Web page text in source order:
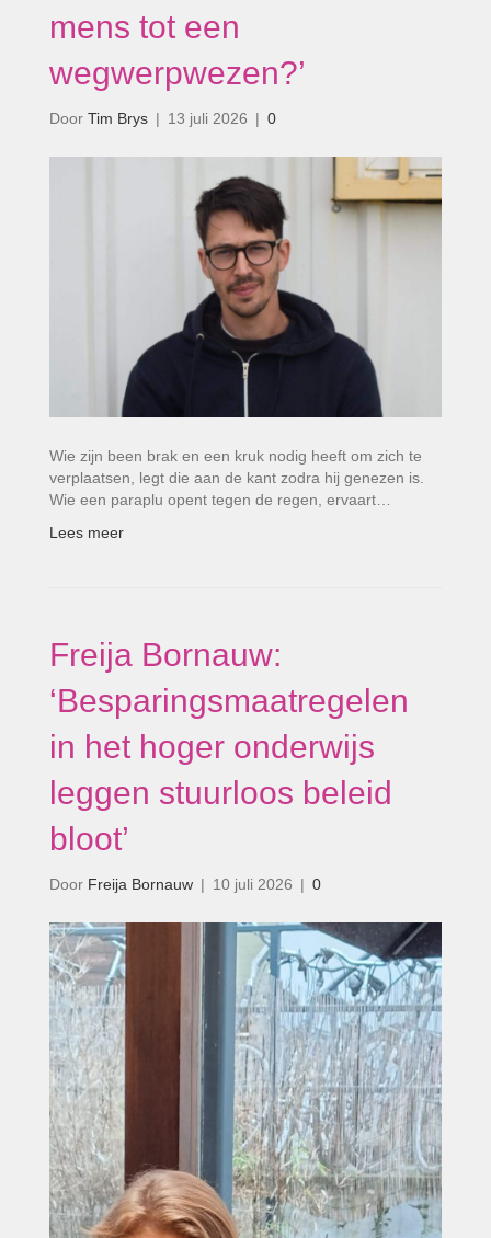
mens tot een
wegwerpwezen?’
Door Tim Brys | 13 juli 2026 | 0
Wie zijn been brak en een kruk nodig heeft om zich te
verplaatsen, legt die aan de kant zodra hij genezen is.
Wie een paraplu opent tegen de regen, ervaart…
Lees meer
Freija Bornauw:
‘Besparingsmaatregelen
in het hoger onderwijs
leggen stuurloos beleid
bloot’
Door Freija Bornauw | 10 juli 2026 | 0